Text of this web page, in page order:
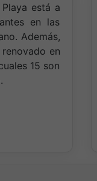
está a
en las
Además,
en
15 son